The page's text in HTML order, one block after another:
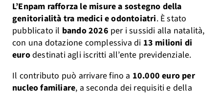
L’Enpam rafforza le misure a sostegno della
genitorialità tra medici e odontoiatri. È stato
pubblicato il bando 2026 per i sussidi alla natalità,
con una dotazione complessiva di 13 milioni di
eurodestinati agli iscritti all’ente previdenziale.
Il contributo può arrivare fino a 10.000 euro per
nucleo familiare, a seconda dei requisiti e della